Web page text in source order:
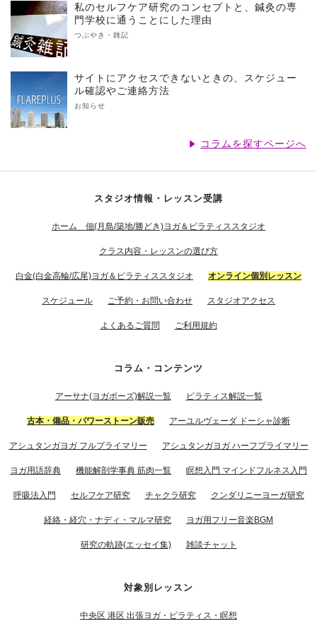
私のセルフケア研究のコンセプトと、鍼灸の専
門学校に通うことにした理由
つぶやき・雑記
サイトにアクセスできないときの、スケジュー
ル確認やご連絡方法
お知らせ
コラムを探すページへ
スタジオ情報・レッスン受講
ホーム 佃(月島/築地/勝どき)ヨガ＆ピラティススタジオ
クラス内容・レッスンの選び方
白金(白金高輪/広尾)ヨガ＆ピラティススタジオ オンライン個別レッスン
スケジュール ご予約・お問い合わせ スタジオアクセス
よくあるご質問 ご利用規約
コラム・コンテンツ
アーサナ(ヨガポーズ)解説一覧 ピラティス解説一覧
古本・備品・パワーストーン販売 アーユルヴェーダ ドーシャ診断
アシュタンガヨガ フルプライマリー アシュタンガヨガ ハーフプライマリー
ヨガ用語辞典 機能解剖学事典 筋肉一覧 瞑想入門 マインドフルネス入門
呼吸法入門 セルフケア研究 チャクラ研究 クンダリニーヨーガ研究
経絡・経穴・ナディ・マルマ研究 ヨガ用フリー音楽BGM
研究の軌跡(エッセイ集) 雑談チャット
対象別レッスン
中央区 港区 出張ヨガ・ピラティス・瞑想